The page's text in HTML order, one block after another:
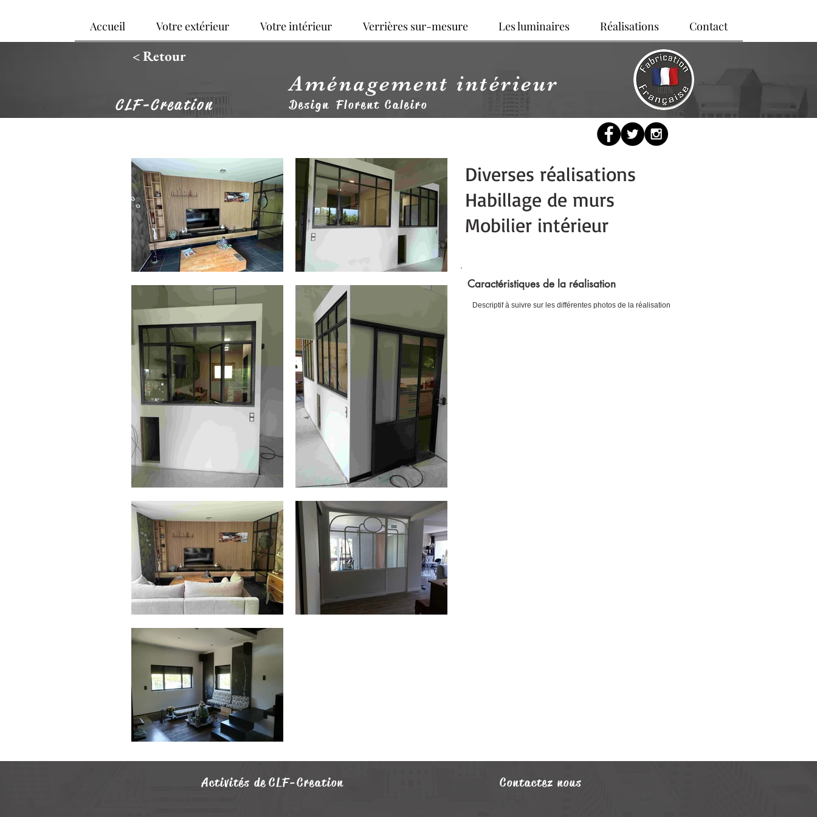
Accueil Votre extérieur Votre intérieur Verrières sur-mesure Les luminaires Réalisations Contact
< Retour
CLF-Creation
Aménagement intérieur
Design Florent Caleiro
Diverses réalisations
Habillage de murs
Mobilier intérieur
Caractéristiques de la réalisation
Descriptif à suivre sur les différentes photos de la réalisation
Activités de CLF-Creation Contactez nous